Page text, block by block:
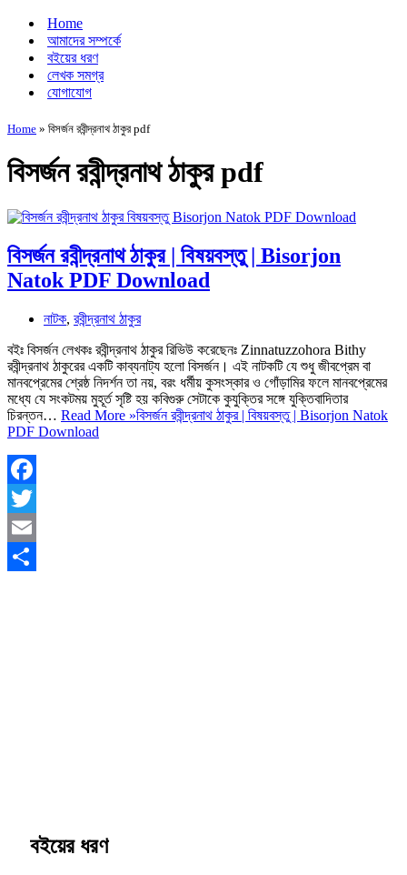
Home
আমাদের সম্পর্কে
বইয়ের ধরণ
লেখক সমগ্র
যোগাযোগ
Home » বিসর্জন রবীন্দ্রনাথ ঠাকুর pdf
বিসর্জন রবীন্দ্রনাথ ঠাকুর pdf
বিসর্জন রবীন্দ্রনাথ ঠাকুর | বিষয়বস্তু | Bisorjon
Natok PDF Download
নাটক, রবীন্দ্রনাথ ঠাকুর
বইঃ বিসর্জন লেখকঃ রবীন্দ্রনাথ ঠাকুর রিভিউ করেছেনঃ Zinnatuzzohora Bithy
রবীন্দ্রনাথ ঠাকুরের একটি কাব্যনাট্য হলো বিসর্জন। এই নাটকটি যে শুধু জীবপ্রেম বা
মানবপ্রেমের শ্রেষ্ঠ নিদর্শন তা নয়, বরং ধর্মীয় কুসংস্কার ও গোঁড়ামির ফলে মানবপ্রেমের
মধ্যে যে সংকটময় মুহূর্ত সৃষ্টি হয় কবিগুরু সেটাকে কুযুক্তির সঙ্গে যুক্তিবাদিতার
চিরন্তন… Read More »বিসর্জন রবীন্দ্রনাথ ঠাকুর | বিষয়বস্তু | Bisorjon Natok
PDF Download
Facebook
Twitter
Email
বইয়ের ধরণ